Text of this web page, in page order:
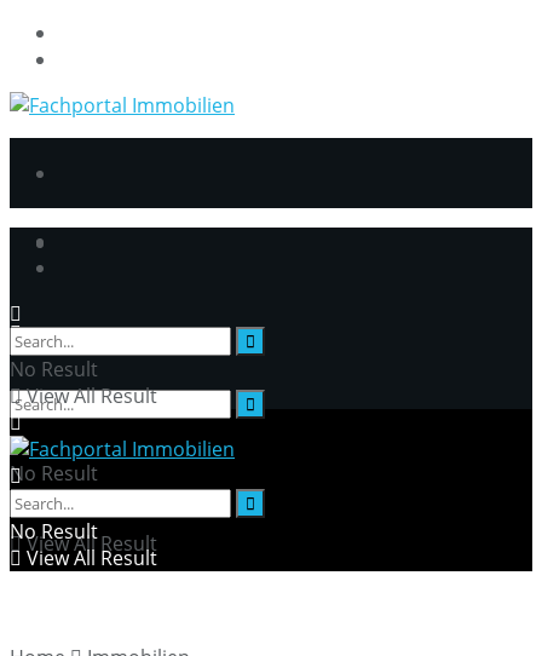
No Result
View All Result
No Result
View All Result
No Result
View All Result